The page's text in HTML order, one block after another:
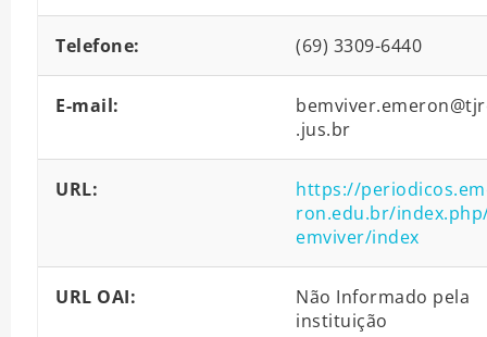
Telefone: (69) 3309-6440
E-mail:
.jus.br
URL:
https://
ron.edu.br/
emviver/index
URL OAI:
Não Informado pela
instituição